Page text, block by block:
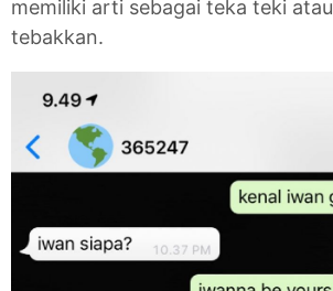
memiliki arti sebagai teka teki
tebakkan.